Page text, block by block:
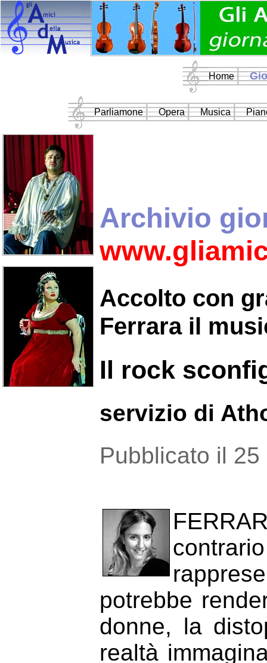
Home
Parliamone Opera Musica
Archivio
Accolto con
Ferrara il
Il rock
servizio di
Pubblicato il
potrebbe
donne, la
realtà